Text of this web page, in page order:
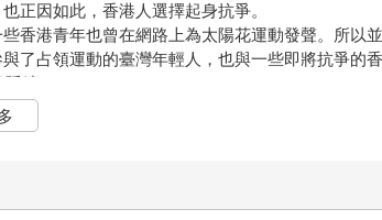
正因如此，香港人選擇起身抗爭。
香港青年也曾在網路上為太陽花運動發聲。所以
了占領運動的臺灣年輕人，也與一些即將抗爭的
續。
的經驗中逐步凝聚而成的。新的抗爭讓我想起了
了香港的畫面。到了2021年，從緬甸傳出來的新